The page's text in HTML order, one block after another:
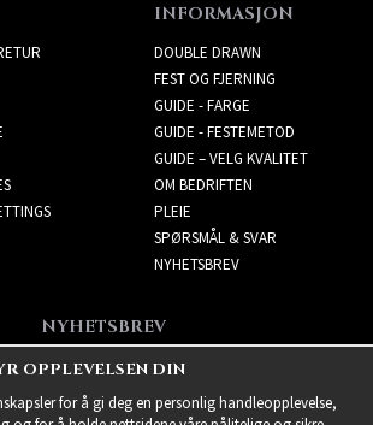
INFORMASJON
DOUBLE DRAWN
FEST OG FJERNING
GUIDE - FARGE
GUIDE - FESTEMETOD
GUIDE – VELG KVALITET
OM BEDRIFTEN
PLEIE
SPØRSMÅL & SVAR
NYHETSBREV
NYHETSBREV
Få de beste tilbudene og
spennende nye produkter!
OPPLEVELSEN DIN
for å gi deg en personlig handleopplevelse,